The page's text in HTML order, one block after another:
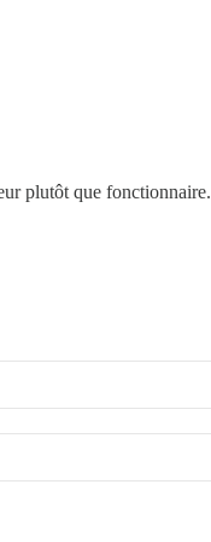
plutôt que fonctionnaire.